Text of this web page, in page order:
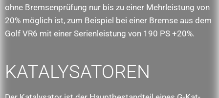
ohne Bremsenprüfung nur bis zu einer Mehrleistung von
20% möglich ist, zum Beispiel bei einer Bremse aus dem
Golf VR6 mit einer Serienleistung von 190 PS +20%.
KATALYSATOREN